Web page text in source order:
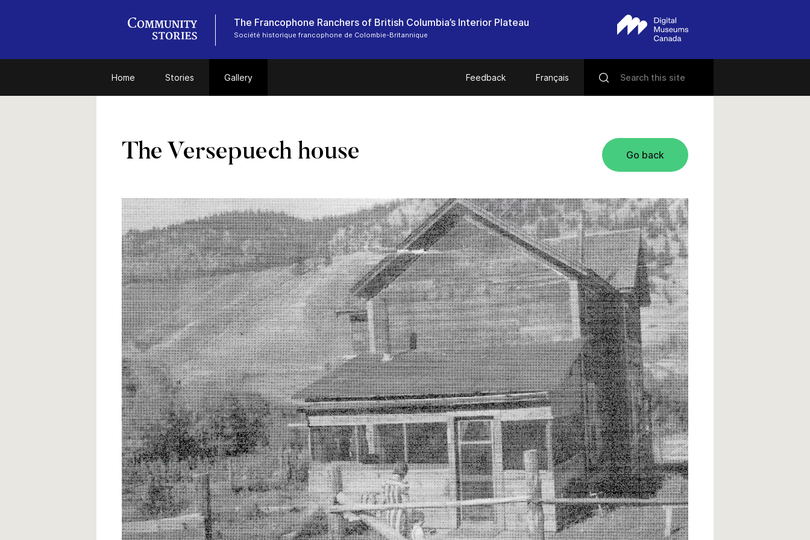
The Francophone Ranchers of British Columbia’s Interior Plateau
Société historique francophone de Colombie-Britannique
Home Stories Gallery Feedback Français
Go back
The Versepuech house